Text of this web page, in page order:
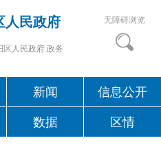
人民政府
区人民政府.政务
无障碍浏览
新闻 信息公开
数据 区情